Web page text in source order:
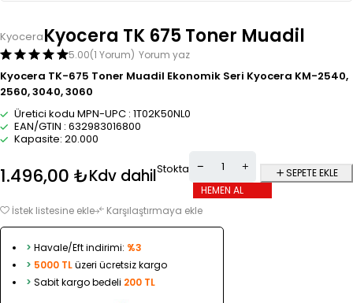
KyoceraKyocera TK 675 Toner Muadil
5.00(1 Yorum) Yorum yaz
Kyocera TK-675 Toner Muadil Ekonomik Seri Kyocera KM-2540,
2560, 3040, 3060
Üretici kodu MPN-UPC : 1T02K50NL0
EAN/GTIN : 632983016800
Kapasite: 20.000
1.496,00 ₺Kdv dahilStokta
SEPETE EKLE
HEMEN AL
İstek listesine ekle
Karşılaştırmaya ekle
> Havale/Eft indirimi: %3
> 5000 TLüzeri ücretsiz kargo
> Sabit kargo bedeli 200 TL